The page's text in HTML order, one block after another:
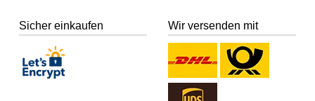
Sicher einkaufen Wir versenden mit